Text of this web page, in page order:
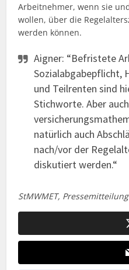
Arbeitnehmer, wenn sie
wollen, über die
werden können.
Aigner: “Befristete
Sozialabgabepflicht,
und Teilrenten sind
Stichworte. Aber auch
natürlich auch
nach/vor der
diskutiert werden.“
StMWMET,